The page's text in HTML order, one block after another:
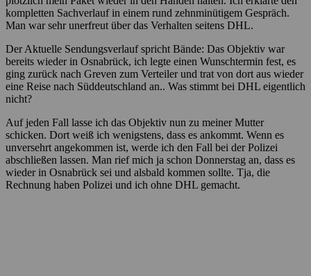
kompletten Sachverlauf in einem rund zehnminütigem Gespräch.
Man war sehr unerfreut über das Verhalten seitens DHL.
Der Aktuelle Sendungsverlauf spricht Bände: Das Objektiv war
bereits wieder in Osnabrück, ich legte einen Wunschtermin fest, es
ging zurück nach Greven zum Verteiler und trat von dort aus wieder
eine Reise nach Süddeutschland an.. Was stimmt bei DHL eigentlich
nicht?
Auf jeden Fall lasse ich das Objektiv nun zu meiner Mutter
schicken. Dort weiß ich wenigstens, dass es ankommt. Wenn es
unversehrt angekommen ist, werde ich den Fall bei der Polizei
abschließen lassen. Man rief mich ja schon Donnerstag an, dass es
wieder in Osnabrück sei und alsbald kommen sollte. Tja, die
Rechnung haben Polizei und ich ohne DHL gemacht.